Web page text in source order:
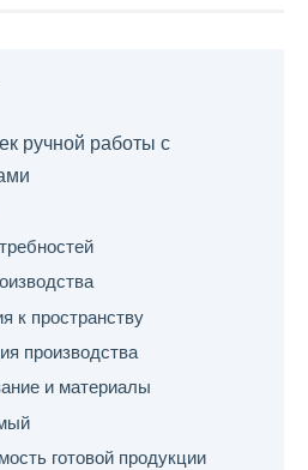
ручной работы с
к пространству
производства
и материалы
готовой продукции